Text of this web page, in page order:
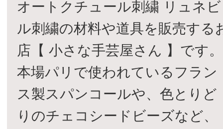
オートクチュール刺繍 リュネビ
ル刺繍の材料や道具を販売する
店【 小さな手芸屋さん 】です。
本場パリで使われているフラン
ス製スパンコールや、色とりど
りのチェコシードビーズなど、